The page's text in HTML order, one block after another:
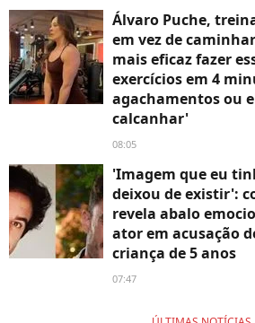
Álvaro Puche,
em vez de
mais eficaz fazer
exercícios em 4
agachamentos ou
calcanhar'
08:05
'Imagem que eu
deixou de existir':
revela abalo
ator em acusação
criança de 5 anos
07:47